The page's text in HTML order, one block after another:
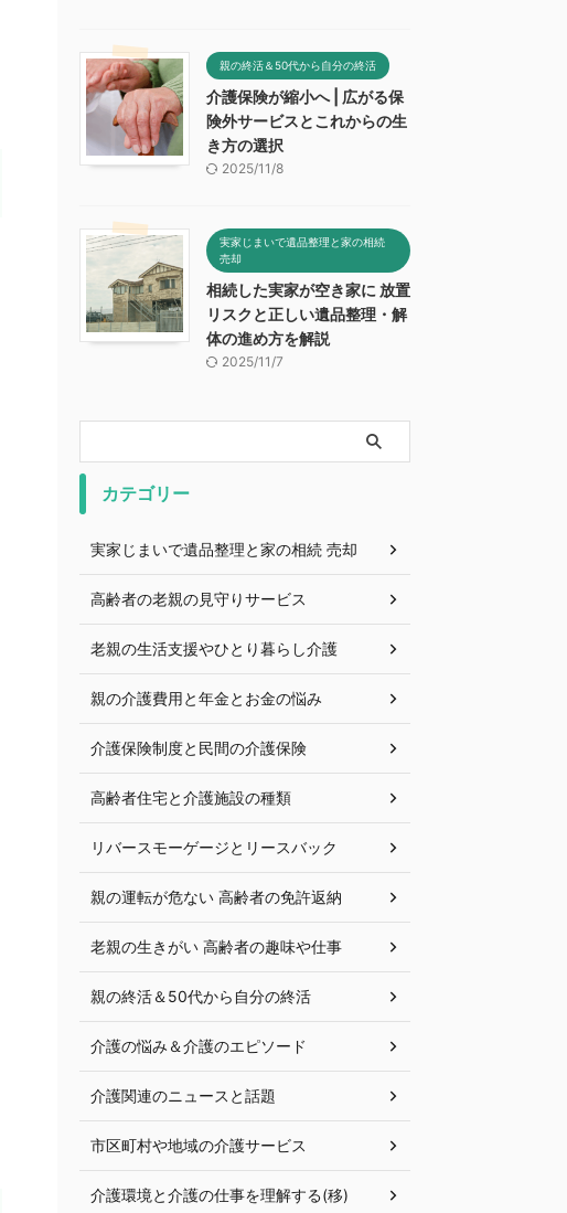
親の終活＆50代から自分の終活
介護保険が縮小へ | 広がる保
険外サービスとこれからの生
き方の選択
2025/11/8
実家じまいで遺品整理と家の相続
売却
相続した実家が空き家に 放置
リスクと正しい遺品整理・解
体の進め方を解説
2025/11/7
カテゴリー
実家じまいで遺品整理と家の相続 売却
高齢者の老親の見守りサービス
老親の生活支援やひとり暮らし介護
親の介護費用と年金とお金の悩み
介護保険制度と民間の介護保険
高齢者住宅と介護施設の種類
リバースモーゲージとリースバック
親の運転が危ない 高齢者の免許返納
老親の生きがい 高齢者の趣味や仕事
親の終活＆50代から自分の終活
介護の悩み＆介護のエピソード
介護関連のニュースと話題
市区町村や地域の介護サービス
介護環境と介護の仕事を理解する(移)